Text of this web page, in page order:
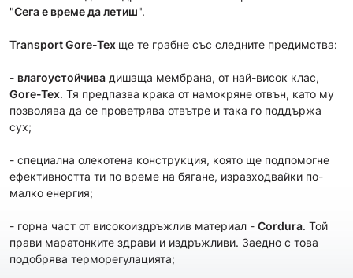
"Сега е време да летиш".
Transport Gore-Tex ще те грабне със следните предимства:
- влагоустойчива дишаща мембрана, от най-висок клас,
Gore-Tex. Тя предпазва крака от намокряне отвън, като му
позволява да се проветрява отвътре и така го поддържа
сух;
- специална олекотена конструкция, която ще подпомогне
ефективността ти по време на бягане, изразходвайки по-
малко енергия;
- горна част от високоиздръжлив материал - Cordura. Той
прави маратонките здрави и издръжливи. Заедно с това
подобрява терморегулацията;